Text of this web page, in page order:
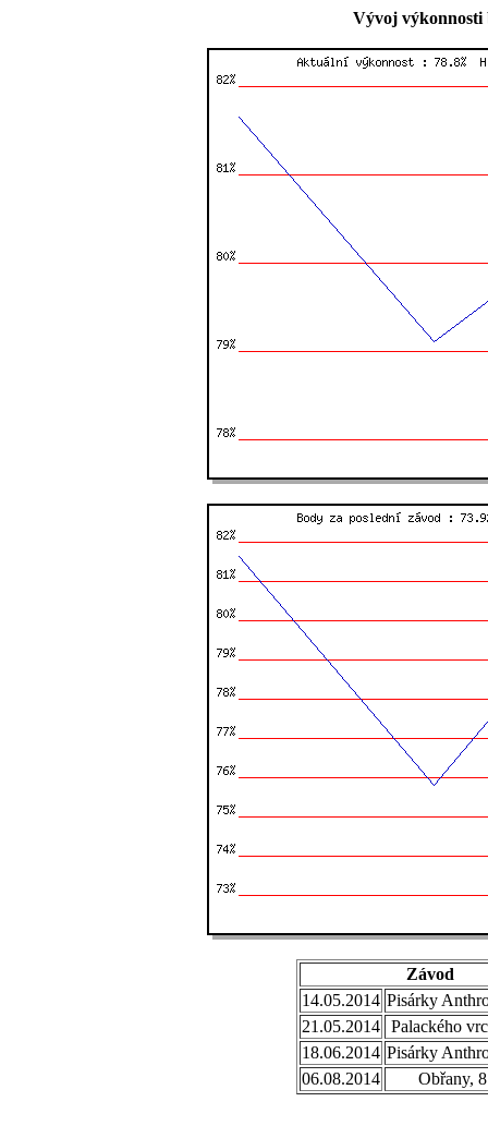
Vývoj výkonnosti
Závod
14.05.2014 Pisárky
21.05.2014 Palackého
18.06.2014 Pisárky
06.08.2014
Obřany,